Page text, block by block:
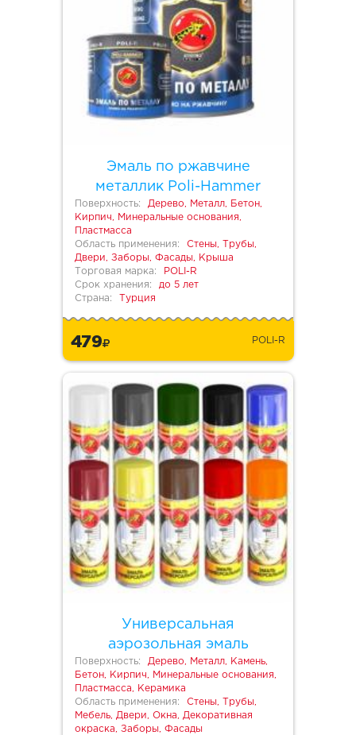
Эмаль по ржавчине
металлик Poli-Hammer
Поверхность:
Дерево, Металл, Бетон,
Кирпич, Минеральные основания,
Пластмасса
Область применения:
Стены, Трубы,
Двери, Заборы, Фасады, Крыша
Торговая марка:
POLI-R
Срок хранения:
до 5 лет
Страна:
Турция
479 POLI-R
Универсальная
аэрозольная эмаль
Поверхность:
Дерево, Металл, Камень,
Бетон, Кирпич, Минеральные основания,
Пластмасса, Керамика
Область применения:
Стены, Трубы,
Мебель, Двери, Окна, Декоративная
окраска, Заборы, Фасады